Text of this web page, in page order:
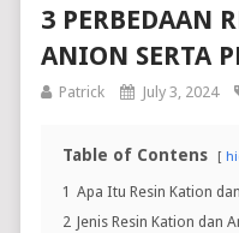
3 PERBEDAAN
ANION SERTA
Patrick July 3, 2024
Table of Contens
1 Apa Itu Resin Kation
2 Jenis Resin Kation dan